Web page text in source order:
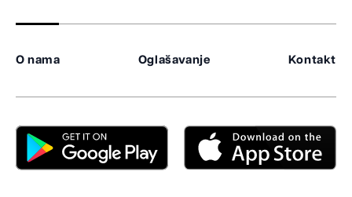
O nama Oglašavanje Kontakt